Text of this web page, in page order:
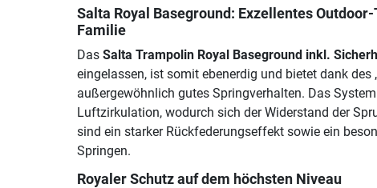
Salta Royal Baseground: Exzellentes
Familie
Das Salta Trampolin Royal Baseground inkl.
eingelassen, ist somit ebenerdig und bietet dank des
außergewöhnlich gutes Springverhalten. Das
Luftzirkulation, wodurch sich der Widerstand der
sind ein starker Rückfederungseffekt sowie ein
Springen.
Royaler Schutz auf dem höchsten Niveau